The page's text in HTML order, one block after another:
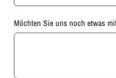
Möchten Sie uns noch etwas